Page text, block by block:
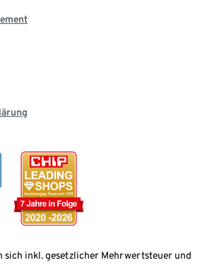
sich inkl. gesetzlicher Mehrwertsteuer und